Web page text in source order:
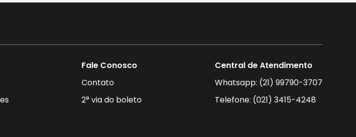
Fale Conosco
Contato
2° via do boleto
Central de Atendimento
Whatsapp: (21) 99790-3707
Telefone: (021) 3415-4248